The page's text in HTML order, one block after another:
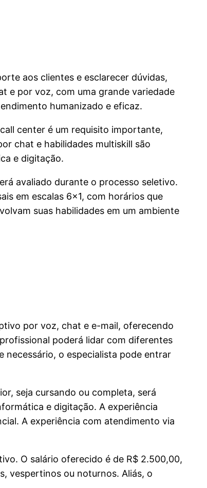
aos clientes e esclarecer dúvidas,
e por voz, com uma grande variedade
humanizado e eficaz.
center é um requisito importante,
chat e habilidades multiskill são
e digitação.
avaliado durante o processo seletivo.
em escalas 6×1, com horários que
suas habilidades em um ambiente
por voz, chat e e-mail, oferecendo
poderá lidar com diferentes
necessário, o especialista pode entrar
seja cursando ou completa, será
e digitação. A experiência
A experiência com atendimento via
O salário oferecido é de R$ 2.500,00,
vespertinos ou noturnos. Aliás, o